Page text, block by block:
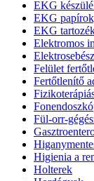
EKG
EKG
EKG
Elektromos
Felület
Fertőtlenítő
Fül-orr-
Higienia a
Holterek